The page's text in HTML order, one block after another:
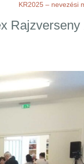
KR2025 – nevezési
Rajzverseny